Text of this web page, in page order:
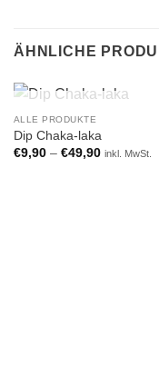
ÄHNLICHE
NICHT VORRÄTIG
ALLE PRODUKTE
Dip Chaka-laka
€9,90– €49,90 inkl. MwSt.